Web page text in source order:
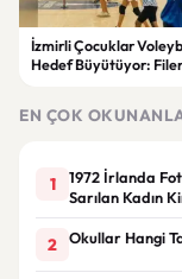
İzmirli Çocuklar
Hedef Büyütüyor:
EN ÇOK
1
1972 İrlanda
Sarılan Kadın
2 Okullar Hangi